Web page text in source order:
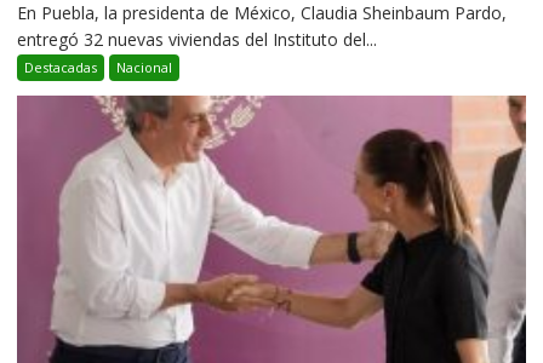
En Puebla, la presidenta de México, Claudia Sheinbaum Pardo,
entregó 32 nuevas viviendas del Instituto del...
Destacadas Nacional